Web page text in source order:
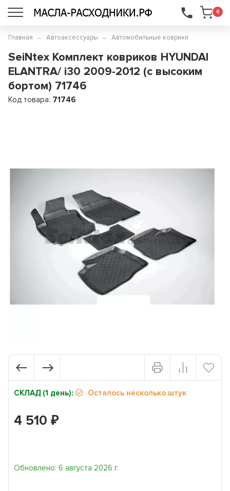
0
...
Главная Автоаксессуары Автомобильные коврики
SeiNtex Комплект ковриков HYUNDAI
ELANTRA/ i30 2009-2012 (с высоким
бортом) 71746
Код товара: 71746
СКЛАД (1 день): Осталось несколько штук
4 510₽
Обновлено: 6 августа 2026 г.